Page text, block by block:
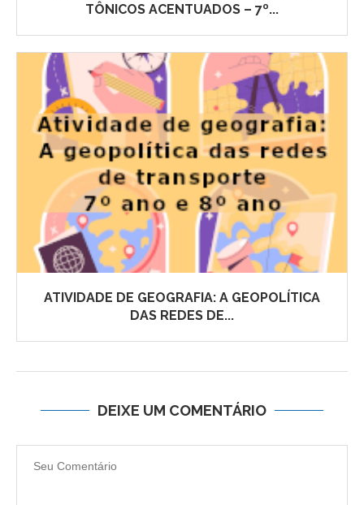
TÔNICOS ACENTUADOS – 7º...
ATIVIDADE DE GEOGRAFIA: A GEOPOLÍTICA
DAS REDES DE...
DEIXE UM COMENTÁRIO